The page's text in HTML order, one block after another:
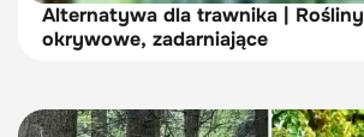
Alternatywa dla trawnika | Rośliny
okrywowe, zadarniające